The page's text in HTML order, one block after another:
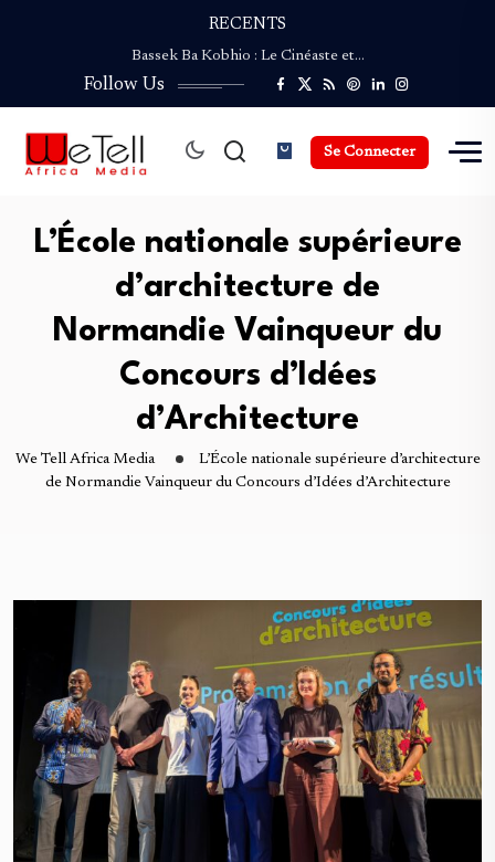
RECENTS
Coupe du Monde de la Presse Culturelle :…
Bassek Ba Kobhio : Le Cinéaste et…
ENVIROFEST CAMEROUN revient pour une Deuxième édition…
Palmarès de la Coupe du Monde de…
Coupe du Monde de la Presse Culturelle :…
ENVIROFEST CAMEROUN revient pour une Deuxième édition…
NGAND’A SAO : Le Festival du Safou…
Follow Us
Se Connecter
L’École nationale supérieure
d’architecture de
Normandie Vainqueur du
Concours d’Idées
d’Architecture
We Tell Africa Media
L’École nationale supérieure d’architecture
de Normandie Vainqueur du Concours d’Idées d’Architecture